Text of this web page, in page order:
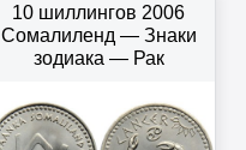
10 шиллингов 2006
Сомалиленд — Знаки
зодиака — Рак